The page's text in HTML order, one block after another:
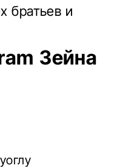
братьев и
Зейна